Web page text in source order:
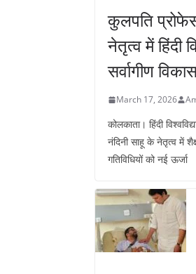
कुलपति
नेतृत्व में हिंदी
सर्वागीण
March 17, 2026
कोलकाता। हिंदी
नंदिनी साहू के नेतृत्व में
गतिविधियों को नई ऊर्जा